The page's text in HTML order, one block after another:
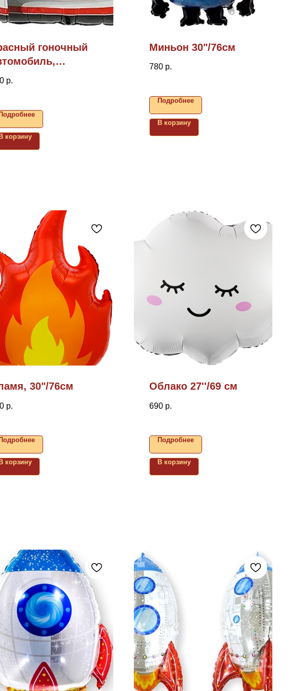
гоночный
109см
р.
Подробнее
В корзину
Миньон 30"/76см
780 р.
Подробнее
В корзину
30"/76см
р.
корзину
Облако 27''/69 см
690 р.
Подробнее
В корзину